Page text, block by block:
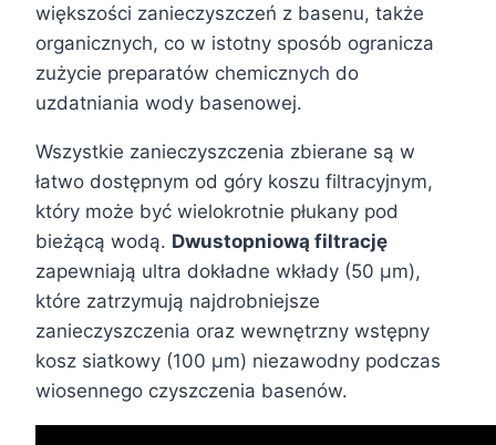
większości zanieczyszczeń z basenu, także
organicznych, co w istotny sposób ogranicza
zużycie preparatów chemicznych do
uzdatniania wody basenowej.
Wszystkie zanieczyszczenia zbierane są w
łatwo dostępnym od góry koszu filtracyjnym,
który może być wielokrotnie płukany pod
bieżącą wodą. Dwustopniową filtrację
zapewniają ultra dokładne wkłady (50 µm),
które zatrzymują najdrobniejsze
zanieczyszczenia oraz wewnętrzny wstępny
kosz siatkowy (100 µm) niezawodny podczas
wiosennego czyszczenia basenów.